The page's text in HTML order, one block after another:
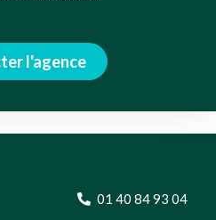
l'agence
01 40 84 93 04